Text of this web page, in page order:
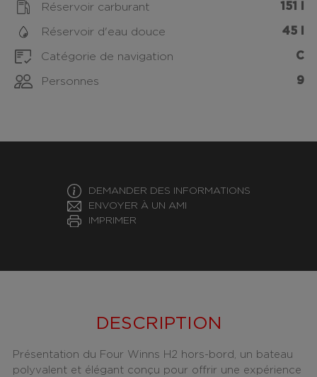
Réservoir carburant 151 l
Réservoir d'eau douce 45 l
Catégorie de navigation C
Personnes 9
DEMANDER DES INFORMATIONS
ENVOYER À UN AMI
IMPRIMER
DESCRIPTION
Présentation du Four Winns H2 hors-bord, un bateau
polyvalent et élégant conçu pour offrir une expérience